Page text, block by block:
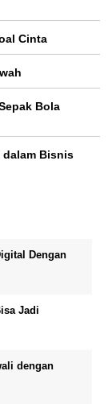
Cinta
Bola
dalam Bisnis
Dengan
Jadi
dengan